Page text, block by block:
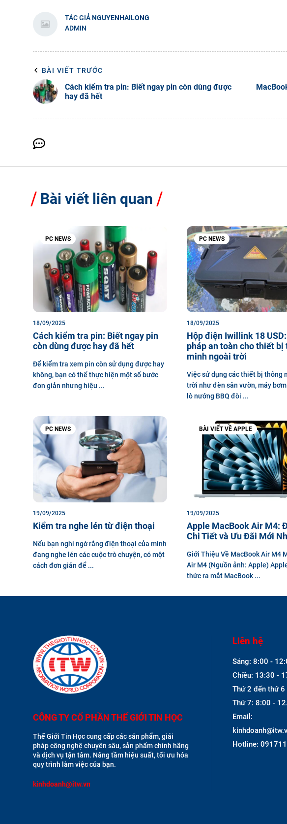
TÁC GIẢNGUYENHAILONG
ADMIN
BÀI VIẾT TRƯỚC
Cách kiểm tra pin: Biết ngay pin còn dùng được
hay đã hết
Bài viết liên quan
PC NEWS
18/09/2025
Cách kiểm tra pin: Biết ngay pin
còn dùng được hay đã hết
Để kiểm tra xem pin còn sử dụng được hay
không, bạn có thể thực hiện một số bước
đơn giản nhưng hiệu ...
PC NEWS
18/09/2025
Hộp điện Iwillink 18
pháp an toàn cho thiết bị
minh ngoài trời
Việc sử dụng các thiết bị thông
trời như đèn sân vườn, máy
lò nướng BBQ đòi ...
PC NEWS
19/09/2025
Kiểm tra nghe lén từ điện thoại
Nếu bạn nghi ngờ rằng điện thoại của mình
đang nghe lén các cuộc trò chuyện, có một
cách đơn giản để ...
BÀI VIẾT VỀ APPLE
19/09/2025
Apple MacBook Air M4:
Chi Tiết và Ưu Đãi Mới
Giới Thiệu Về MacBook Air M4
Air M4 (Nguồn ảnh: Apple)
thức ra mắt MacBook ...
CÔNG TY CỔ PHẦN THẾ GIỚI TIN HỌC
Thế Giới Tin Học cung cấp các sản phẩm, giải
pháp công nghệ chuyên sâu, sản phẩm chính hãng
và dịch vụ tận tâm. Nâng tầm hiệu suất, tối ưu hóa
quy trình làm việc của bạn.
kinhdoanh@itw.vn
Liên hệ
Sáng: 8:00 -
Chiều: 13:30 -
Thứ 2 đến thứ 6
Thứ 7: 8:00 -
Email:
Hotline: